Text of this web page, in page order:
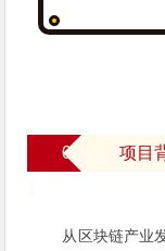
项目
0
从区块链产业